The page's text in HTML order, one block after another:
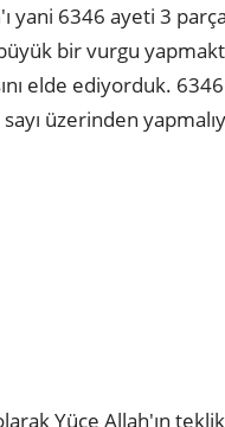
6346 ayeti 3
bir vurgu
elde ediyorduk.
üzerinden
Yüce Allah'ın